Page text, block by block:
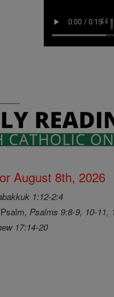
August 8th, 2026
1:12-2:4
Psalms 9:8-9, 10-11,
17:14-20